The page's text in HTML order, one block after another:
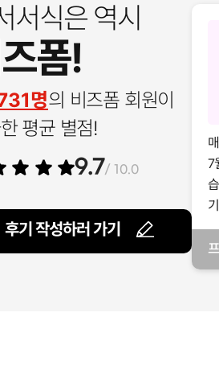
서식은 역시
폼!
명의 비즈폼 회원이
평균 별점!
9.7/ 10.0
후기 작성하러 가기
7